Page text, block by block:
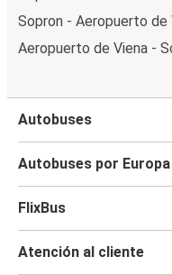
Sopron - Aeropuerto de
Aeropuerto de Viena -
Autobuses
Autobuses por Europa
FlixBus
Atención al cliente